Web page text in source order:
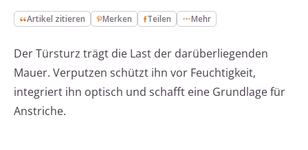
Artikel zitieren Merken Teilen Mehr
Der Türsturz trägt die Last der darüberliegenden
Mauer. Verputzen schützt ihn vor Feuchtigkeit,
integriert ihn optisch und schafft eine Grundlage für
Anstriche.